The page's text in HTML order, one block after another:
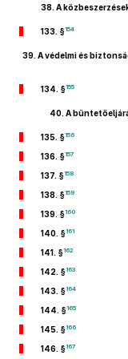
38. A
133. §154
39. A védelmi és
134. §155
40. A
135. §156
136. §157
137. §158
138. §159
139. §160
140. §161
141. §162
142. §163
143. §164
144. §165
145. §166
146. §167